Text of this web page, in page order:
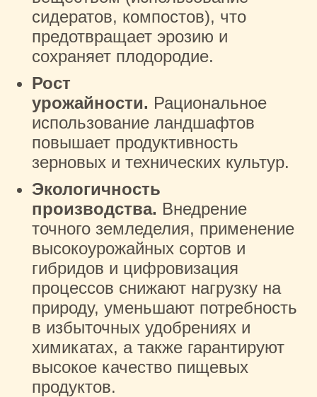
сидератов, компостов), что
предотвращает эрозию и
сохраняет плодородие.
Рост
урожайности. Рациональное
использование ландшафтов
повышает продуктивность
зерновых и технических культур.
Экологичность
производства. Внедрение
точного земледелия, применение
высокоурожайных сортов и
гибридов и цифровизация
процессов снижают нагрузку на
природу, уменьшают потребность
в избыточных удобрениях и
химикатах, а также гарантируют
высокое качество пищевых
продуктов.